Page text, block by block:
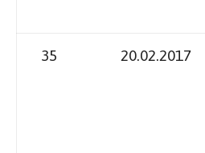
35 20.02.2017